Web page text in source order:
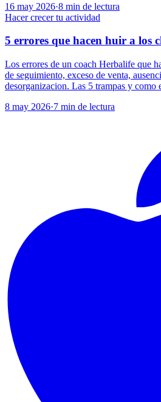
16 may 2026·8 min de lectura
Hacer crecer tu actividad
5 errores que hacen huir a los
Los errores de un coach Herbalife que
de seguimiento, exceso de venta,
desorganizacion. Las 5 trampas y como
8 may 2026·7 min de lectura